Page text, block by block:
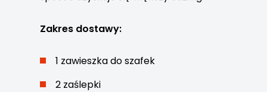
Zakres dostawy:
1 zawieszka do szafek
2 zaślepki